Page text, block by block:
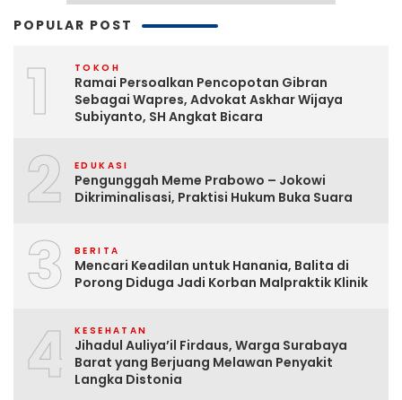
POPULAR POST
1 TOKOH
Ramai Persoalkan Pencopotan Gibran
Sebagai Wapres, Advokat Askhar Wijaya
Subiyanto, SH Angkat Bicara
2 EDUKASI
Pengunggah Meme Prabowo – Jokowi
Dikriminalisasi, Praktisi Hukum Buka Suara
3 BERITA
Mencari Keadilan untuk Hanania, Balita di
Porong Diduga Jadi Korban Malpraktik Klinik
4 KESEHATAN
Jihadul Auliya’il Firdaus, Warga Surabaya
Barat yang Berjuang Melawan Penyakit
Langka Distonia